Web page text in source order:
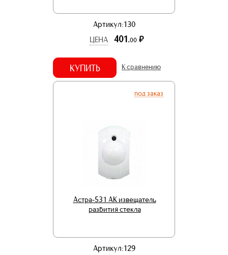
Артикул:130
ЦЕНА
401.00 р.
КУПИТЬ К сравнению
под заказ
Астра-531 АК извещатель
разбития стекла
Артикул:129